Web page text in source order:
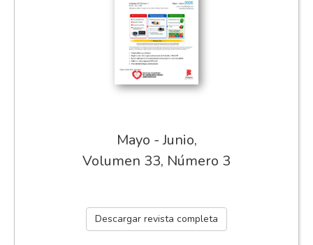
Mayo - Junio,
Volumen 33, Número 3
Descargar revista completa